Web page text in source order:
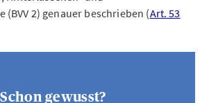
(BVV 2) genauer beschrieben (Art. 53
Schon gewusst?